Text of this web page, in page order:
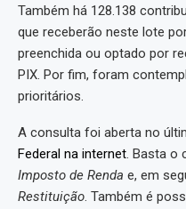
Também há 128.138
que receberão neste lote
preenchida ou optado por
PIX. Por fim, foram
prioritários.
A consulta foi aberta no
Federal na internet. Basta o
Imposto de Renda e, em
Restituição. Também é